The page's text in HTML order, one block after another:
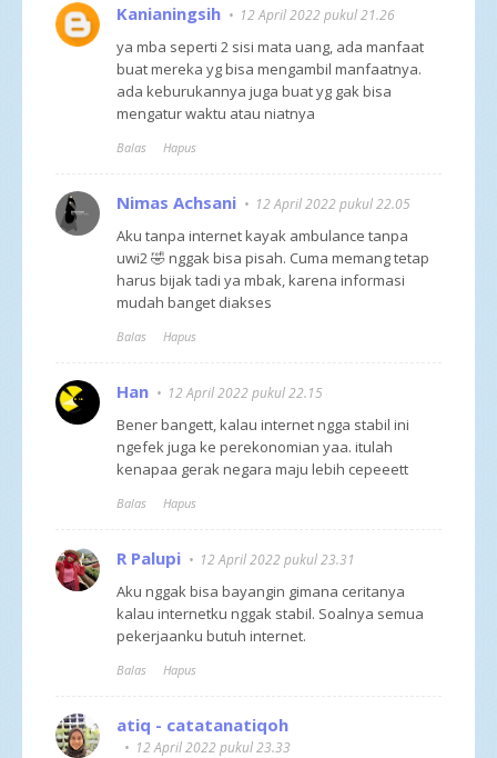
Kanianingsih 12 April 2022 pukul 21.26
ya mba seperti 2 sisi mata uang, ada manfaat
buat mereka yg bisa mengambil manfaatnya.
ada keburukannya juga buat yg gak bisa
mengatur waktu atau niatnya
Balas Hapus
Nimas Achsani 12 April 2022 pukul 22.05
Aku tanpa internet kayak ambulance tanpa
uwi2 🤣 nggak bisa pisah. Cuma memang tetap
harus bijak tadi ya mbak, karena informasi
mudah banget diakses
Balas Hapus
Han 12 April 2022 pukul 22.15
Bener bangett, kalau internet ngga stabil ini
ngefek juga ke perekonomian yaa. itulah
kenapaa gerak negara maju lebih cepeeett
Balas Hapus
R Palupi 12 April 2022 pukul 23.31
Aku nggak bisa bayangin gimana ceritanya
kalau internetku nggak stabil. Soalnya semua
pekerjaanku butuh internet.
Balas Hapus
atiq - catatanatiqoh
12 April 2022 pukul 23.33